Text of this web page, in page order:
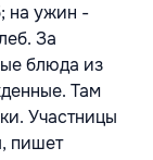
на ужин -
За
блюда из
Там
Участницы
пишет